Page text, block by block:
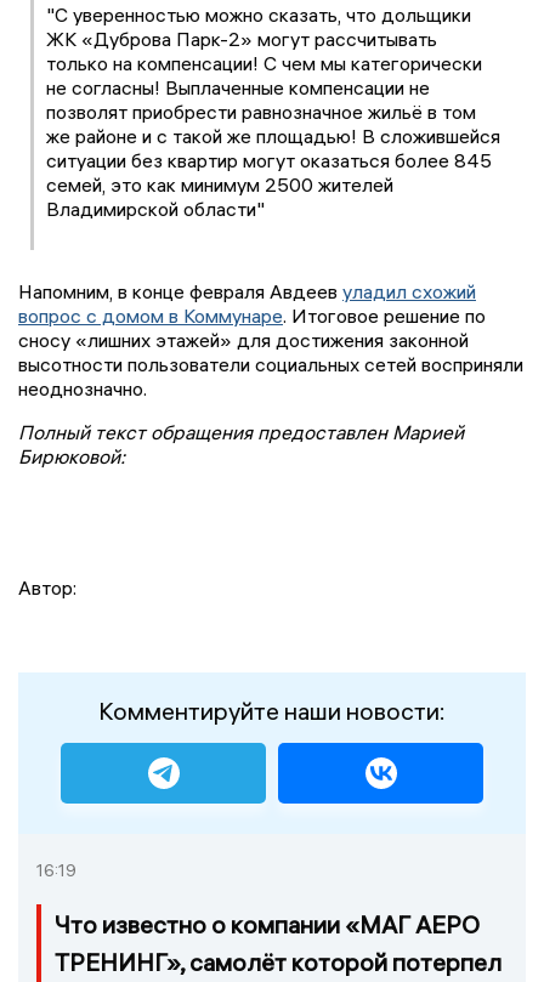
"С уверенностью можно сказать, что дольщики
ЖК «Дуброва Парк-2» могут рассчитывать
только на компенсации! С чем мы категорически
не согласны! Выплаченные компенсации не
позволят приобрести равнозначное жильё в том
же районе и с такой же площадью! В сложившейся
ситуации без квартир могут оказаться более 845
семей, это как минимум 2500 жителей
Владимирской области"
Напомним, в конце февраля Авдеев уладил схожий
вопрос с домом в Коммунаре. Итоговое решение по
сносу «лишних этажей» для достижения законной
высотности пользователи социальных сетей восприняли
неоднозначно.
Полный текст обращения предоставлен Марией
Бирюковой:
Автор:
Комментируйте наши новости:
16:19
Что известно о компании «МАГ АЕРО
ТРЕНИНГ», самолёт которой потерпел